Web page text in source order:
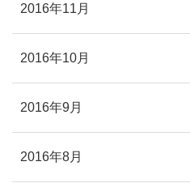
2016年11月
2016年10月
2016年9月
2016年8月